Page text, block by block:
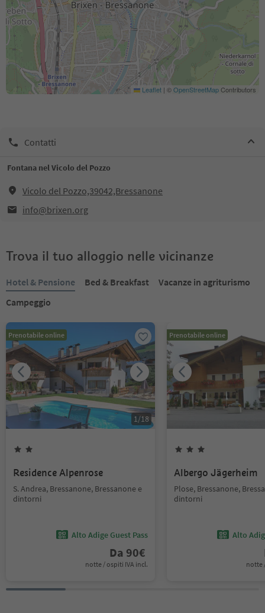
Leaflet | ©OpenStreetMapContributors
Contatti
Fontana nel Vicolo del Pozzo
Vicolo del Pozzo,39042,Bressanone
info@brixen.org
Trova il tuo alloggio nelle vicinanze
Hotel & Pensione Bed & Breakfast
Vacanze in agriturismo
Campeggio
Prenotabile online
1/18
Residence Alpenrose
S. Andrea, Bressanone, Bressanone e
dintorni
Alto Adige Guest Pass
Da 90€
notte / ospiti IVA incl.
Prenotabile online
Albergo Jägerheim
Plose, Bressanone,
dintorni
Alto
notte